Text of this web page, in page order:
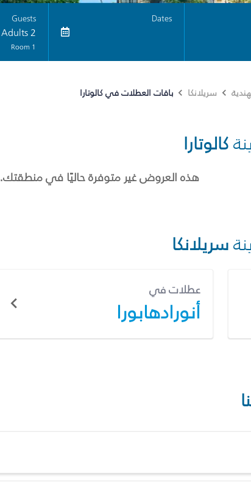
Dates
Guests
2 Adults
1 Room
سريلانكا باقات العطلات في كالوتارا
كالوتارا
هذه العروض غير متوفرة حاليًا في منطقتك.
سريلانكا
عطلات في
أنورادهابورا